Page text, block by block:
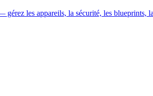
les appareils, la sécurité, les blueprints,